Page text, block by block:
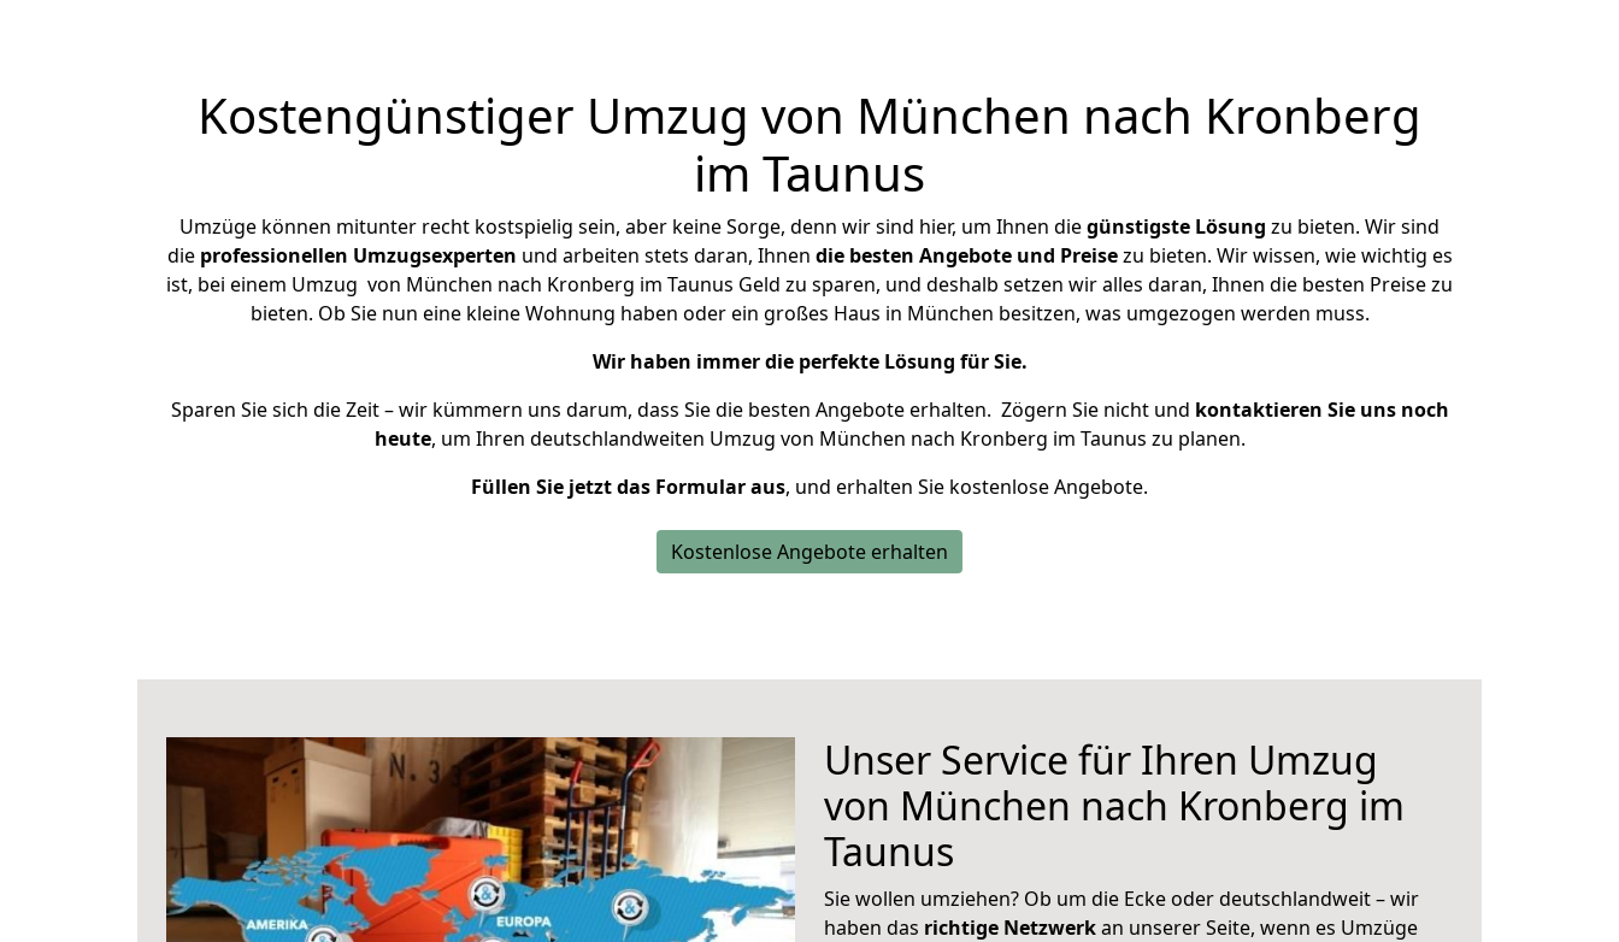
Kostengünstiger Umzug von München nach Kronberg
im Taunus
Umzüge können mitunter recht kostspielig sein, aber keine Sorge, denn wir sind hier, um Ihnen diegünstigste Lösung zu bieten. Wir sind
die professionellen Umzugsexperten und arbeiten stets daran, Ihnen die besten Angebote und Preisezu bieten. Wir wissen, wie wichtig es
ist, bei einem Umzug von München nach Kronberg im Taunus Geld zu sparen, und deshalb setzen wir alles daran, Ihnen die besten Preise zu
bieten. Ob Sie nun eine kleine Wohnung haben oder ein großes Haus in München besitzen, was umgezogen werden muss.
Wir haben immer die perfekte Lösung für Sie.
Sparen Sie sich die Zeit – wir kümmern uns darum, dass Sie die besten Angebote erhalten. Zögern Sie nicht und kontaktieren Sie uns noch
heute, um Ihren deutschlandweiten Umzug von München nach Kronberg im Taunus zu planen.
Füllen Sie jetzt das Formular aus, und erhalten Sie kostenlose Angebote.
Kostenlose Angebote erhalten
Unser Service für Ihren Umzug
von München nach Kronberg im
Taunus
Sie wollen umziehen? Ob um die Ecke oder deutschlandweit – wir
haben das richtige Netzwerkan unserer Seite, wenn es Umzüge